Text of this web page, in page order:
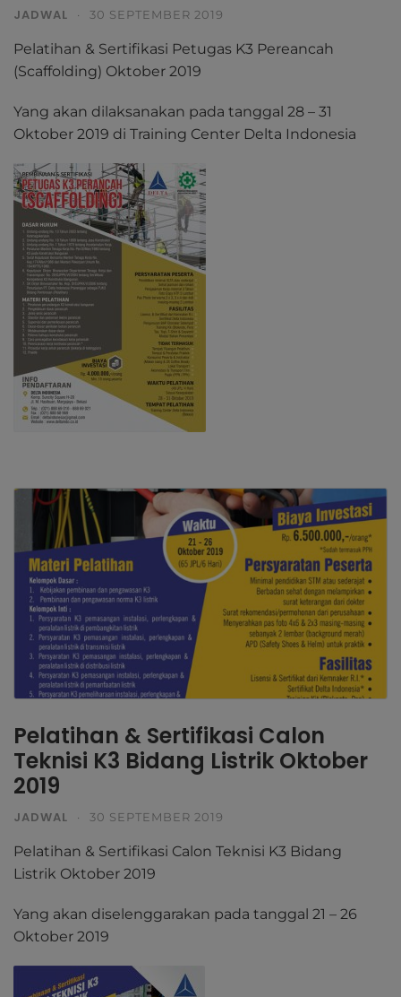
JADWAL · 30 SEPTEMBER 2019
Pelatihan & Sertifikasi Petugas K3 Pereancah
(Scaffolding) Oktober 2019
Yang akan dilaksanakan pada tanggal 28 – 31
Oktober 2019 di Training Center Delta Indonesia
Pelatihan & Sertifikasi Calon
Teknisi K3 Bidang Listrik Oktober
2019
JADWAL · 30 SEPTEMBER 2019
Pelatihan & Sertifikasi Calon Teknisi K3 Bidang
Listrik Oktober 2019
Yang akan diselenggarakan pada tanggal 21 – 26
Oktober 2019